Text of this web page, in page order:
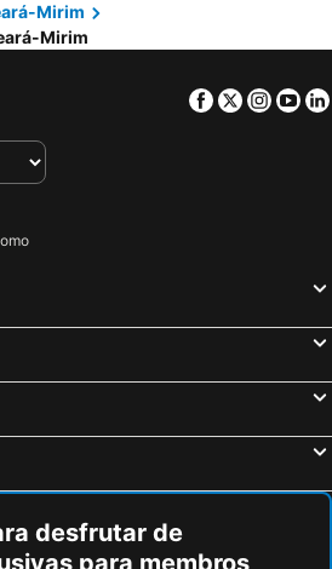
Mirim
Mirim
Facebook
Twitter
desfrutar de
para membros